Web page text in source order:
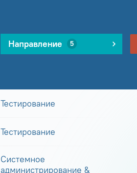
Направление 5
Тестирование
Тестирование
Системное
администрирование &